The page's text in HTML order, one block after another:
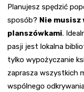
Planujesz spędzić
sposób? Nie musisz
planszówkami.
pasji jest lokalna
tylko wypożyczanie
zaprasza wszystkich
wspólnego